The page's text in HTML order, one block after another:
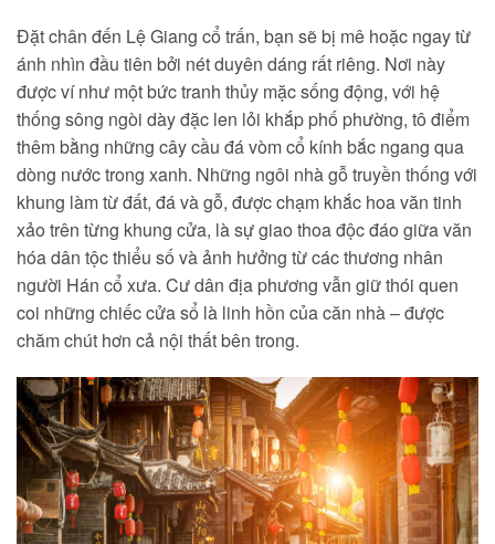
Đặt chân đến Lệ Giang cổ trấn, bạn sẽ bị mê hoặc ngay từ
ánh nhìn đầu tiên bởi nét duyên dáng rất riêng. Nơi này
được ví như một bức tranh thủy mặc sống động, với hệ
thống sông ngòi dày đặc len lỏi khắp phố phường, tô điểm
thêm bằng những cây cầu đá vòm cổ kính bắc ngang qua
dòng nước trong xanh. Những ngôi nhà gỗ truyền thống với
khung làm từ đất, đá và gỗ, được chạm khắc hoa văn tinh
xảo trên từng khung cửa, là sự giao thoa độc đáo giữa văn
hóa dân tộc thiểu số và ảnh hưởng từ các thương nhân
người Hán cổ xưa. Cư dân địa phương vẫn giữ thói quen
coi những chiếc cửa sổ là linh hồn của căn nhà – được
chăm chút hơn cả nội thất bên trong.